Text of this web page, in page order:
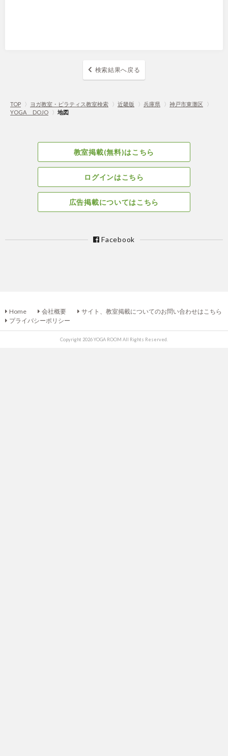
検索結果へ戻る
TOP 〉 ヨガ教室・ピラティス教室検索 〉 近畿版 〉 兵庫県 〉 神戸市東灘区
〉
YOGA DOJO
〉 地図
教室掲載(無料)はこちら
ログインはこちら
広告掲載についてはこちら
Facebook
Home 会社概要
サイト、教室掲載についてのお問い合わせはこちら
プライバシーポリシー
Copyright 2026 YOGA ROOM All Rights Reserved.